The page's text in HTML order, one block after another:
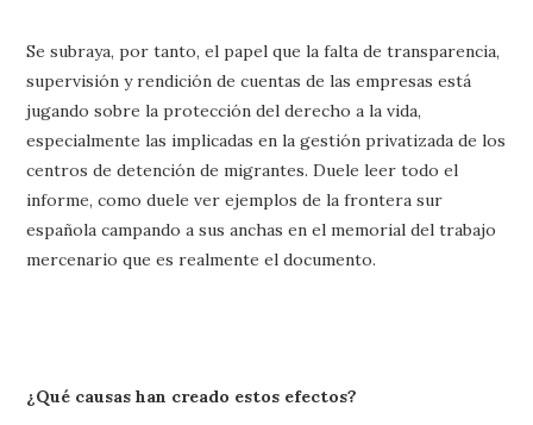
Se subraya, por tanto, el papel que la falta de transparencia,
supervisión y rendición de cuentas de las empresas está
jugando sobre la protección del derecho a la vida,
especialmente las implicadas en la gestión privatizada de los
centros de detención de migrantes. Duele leer todo el
informe, como duele ver ejemplos de la frontera sur
española campando a sus anchas en el memorial del trabajo
mercenario que es realmente el documento.
¿Qué causas han creado estos efectos?